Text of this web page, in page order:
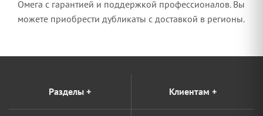
Омега с гарантией и поддержкой профессионалов. Вы
можете приобрести дубликаты с доставкой в регионы.
Разделы + Клиентам +